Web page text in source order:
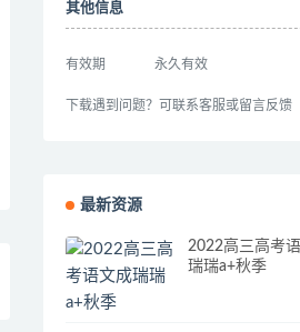
其他信息
有效期 永久有效
下载遇到问题？可联系客服或留言反馈
最新资源
2022高三高考
瑞瑞a+秋季